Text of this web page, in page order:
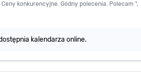
konkurencyjne. Godny polecenia. Polecam ",
kalendarza online.